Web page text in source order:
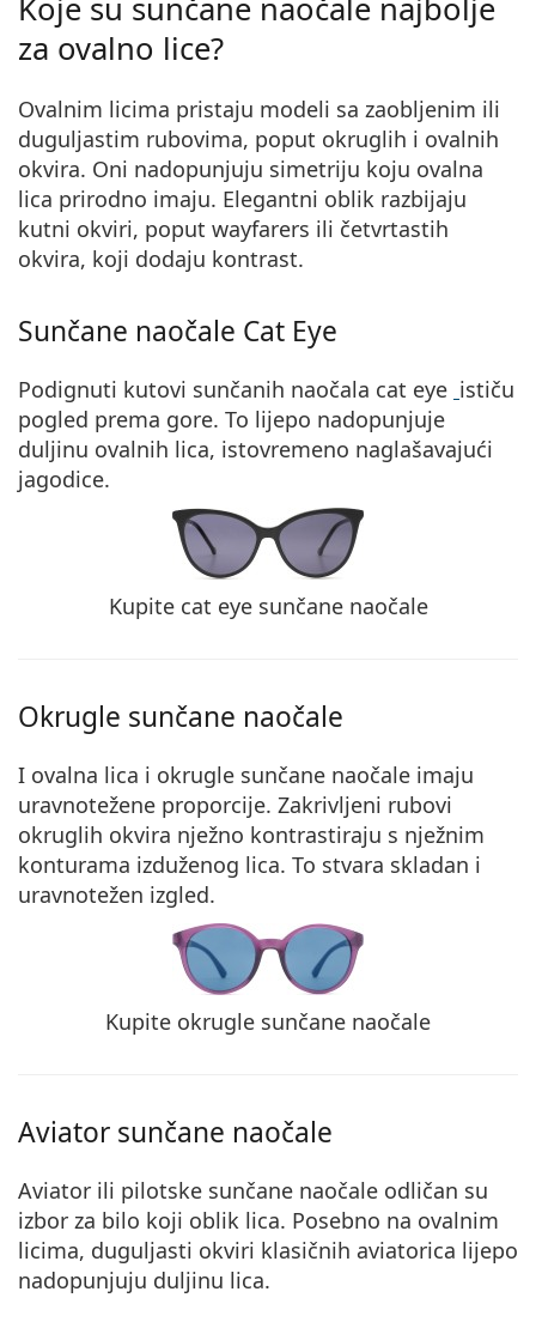
Koje su sunčane naočale najbolje
za ovalno lice?
Ovalnim licima pristaju modeli sa zaobljenim ili
duguljastim rubovima, poput okruglih i ovalnih
okvira. Oni nadopunjuju simetriju koju ovalna
lica prirodno imaju. Elegantni oblik razbijaju
kutni okviri, poput wayfarers ili četvrtastih
okvira, koji dodaju kontrast.
Sunčane naočale Cat Eye
Podignuti kutovi sunčanih naočala cat eye ističu
pogled prema gore. To lijepo nadopunjuje
duljinu ovalnih lica, istovremeno naglašavajući
jagodice.
Kupite cat eye sunčane naočale
Okrugle sunčane naočale
I ovalna lica i okrugle sunčane naočale imaju
uravnotežene proporcije. Zakrivljeni rubovi
okruglih okvira nježno kontrastiraju s nježnim
konturama izduženog lica. To stvara skladan i
uravnotežen izgled.
Kupite okrugle sunčane naočale
Aviator sunčane naočale
Aviator ili pilotske sunčane naočale odličan su
izbor za bilo koji oblik lica. Posebno na ovalnim
licima, duguljasti okviri klasičnih aviatorica lijepo
nadopunjuju duljinu lica.